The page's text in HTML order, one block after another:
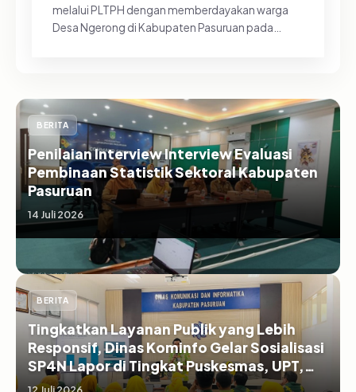
melalui PLTPH dengan memberdayakan warga
Desa Ngerong di Kabupaten Pasuruan pada
BERITA
Penilaian Interview Interview Evaluasi
Pembinaan Statistik Sektoral Kabupaten
Pasuruan
14 Juli 2026
BERITA
Tingkatkan Layanan Publik yang Lebih
Responsif, Dinas Kominfo Gelar Sosialisasi
SP4N Lapor di Tingkat Puskesmas, UPT,
serta SD/SMP di Kabupaten Pasuruan